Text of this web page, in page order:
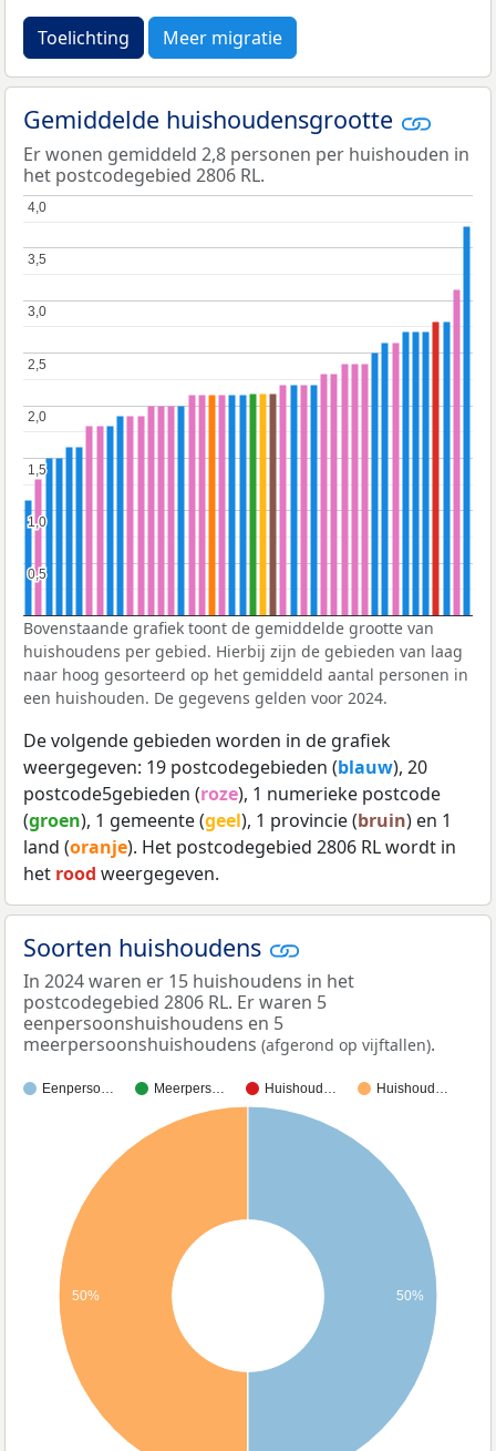
Toelichting Meer migratie
Gemiddelde huishoudensgrootte
Er wonen gemiddeld 2,8 personen per huishouden in
het postcodegebied 2806 RL.
0,5
0,5
1,0
1,0
1,5
1,5
2,0
2,0
2,5
2,5
3,0
3,0
3,5
3,5
4,0
4,0
Bovenstaande grafiek toont de gemiddelde grootte van
huishoudens per gebied. Hierbij zijn de gebieden van laag
naar hoog gesorteerd op het gemiddeld aantal personen in
een huishouden. De gegevens gelden voor 2024.
De volgende gebieden worden in de grafiek
weergegeven: 19 postcodegebieden (blauw), 20
postcode5gebieden (roze), 1 numerieke postcode
(groen), 1 gemeente (geel), 1 provincie (bruin) en 1
land (oranje). Het postcodegebied 2806 RL wordt in
het rood weergegeven.
Soorten huishoudens
In 2024 waren er 15 huishoudens in het
postcodegebied 2806 RL. Er waren 5
eenpersoonshuishoudens en 5
meerpersoonshuishoudens (afgerond op vijftallen).
Eenperso… Meerpers… Huishoud… Huishoud…
50% 50%